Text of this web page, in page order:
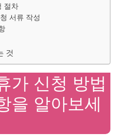
절차
서류 작성
것
가 신청 방법
을 알아보세